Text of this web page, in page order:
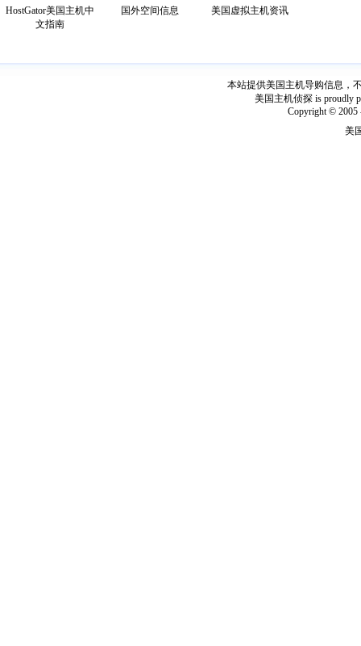
HostGator美国主机中
文指南
国外空间信息 美国虚拟主机资讯
本站提供美国主机导购信息，
美国主机侦探 is proudly
Copyright © 2005
美